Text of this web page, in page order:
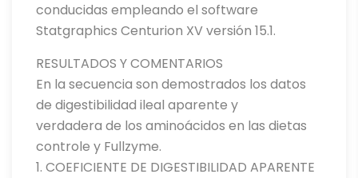
conducidas empleando el software
Statgraphics Centurion XV versión 15.1.
RESULTADOS Y COMENTARIOS
En la secuencia son demostrados los datos
de digestibilidad ileal aparente y
verdadera de los aminoácidos en las dietas
controle y Fullzyme.
1. COEFICIENTE DE DIGESTIBILIDAD APARENTE